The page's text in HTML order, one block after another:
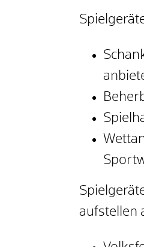
aufstellen